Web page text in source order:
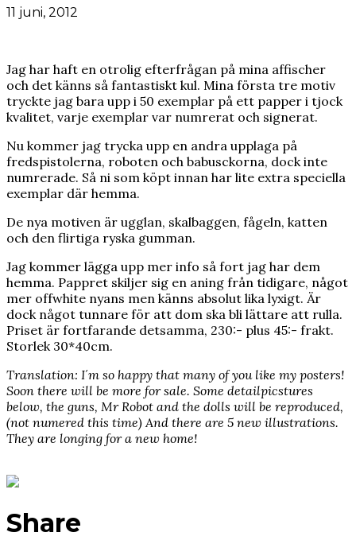
11 juni, 2012
Jag har haft en otrolig efterfrågan på mina affischer
och det känns så fantastiskt kul. Mina första tre motiv
tryckte jag bara upp i 50 exemplar på ett papper i tjock
kvalitet, varje exemplar var numrerat och signerat.
Nu kommer jag trycka upp en andra upplaga på
fredspistolerna, roboten och babusckorna, dock inte
numrerade. Så ni som köpt innan har lite extra speciella
exemplar där hemma.
De nya motiven är ugglan, skalbaggen, fågeln, katten
och den flirtiga ryska gumman.
Jag kommer lägga upp mer info så fort jag har dem
hemma. Pappret skiljer sig en aning från tidigare, något
mer offwhite nyans men känns absolut lika lyxigt. Är
dock något tunnare för att dom ska bli lättare att rulla.
Priset är fortfarande detsamma, 230:- plus 45:- frakt.
Storlek 30*40cm.
Translation: I´m so happy that many of you like my posters!
Soon there will be more for sale. Some detailpicstures
below, the guns, Mr Robot and the dolls will be reproduced,
(not numered this time) And there are 5 new illustrations.
They are longing for a new home!
Share